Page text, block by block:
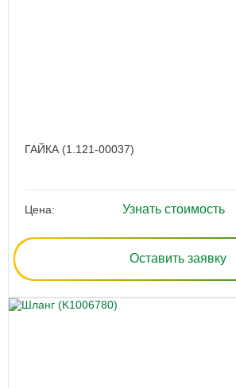
ГАЙКА (1.121-00037)
Цена: Узнать стоимость
Оставить заявку